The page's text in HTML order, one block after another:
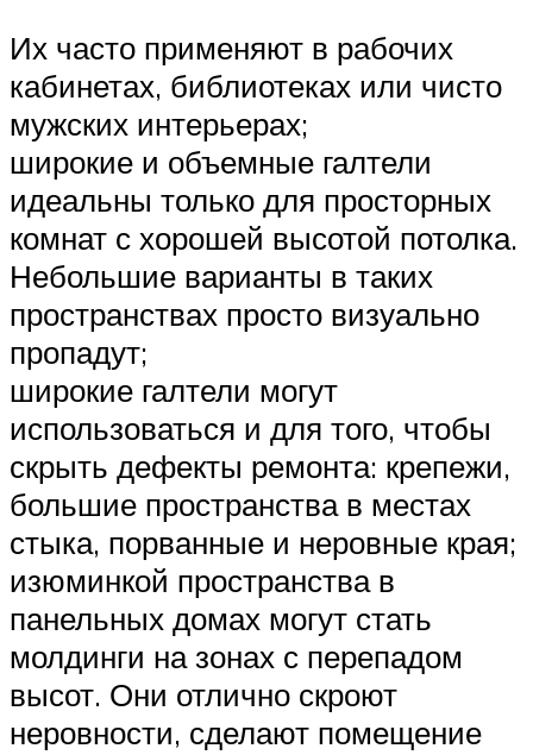
Их часто применяют в рабочих
кабинетах, библиотеках или чисто
мужских интерьерах;
широкие и объемные галтели
идеальны только для просторных
комнат с хорошей высотой потолка.
Небольшие варианты в таких
пространствах просто визуально
пропадут;
широкие галтели могут
использоваться и для того, чтобы
скрыть дефекты ремонта: крепежи,
большие пространства в местах
стыка, порванные и неровные края;
изюминкой пространства в
панельных домах могут стать
молдинги на зонах с перепадом
высот. Они отлично скроют
неровности, сделают помещение